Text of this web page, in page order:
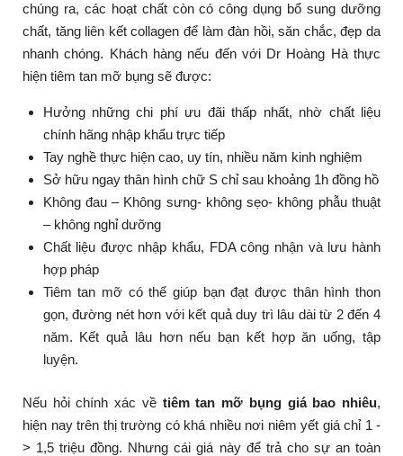
chúng ra, các hoạt chất còn có công dụng bổ sung dưỡng
chất, tăng liên kết collagen để làm đàn hồi, săn chắc, đẹp da
nhanh chóng. Khách hàng nếu đến với Dr Hoàng Hà thực
hiện tiêm tan mỡ bụng sẽ được:
Hưởng những chi phí ưu đãi thấp nhất, nhờ chất liệu
chính hãng nhập khẩu trực tiếp
Tay nghề thực hiện cao, uy tín, nhiều năm kinh nghiệm
Sở hữu ngay thân hình chữ S chỉ sau khoảng 1h đồng hồ
Không đau – Không sưng- không sẹo- không phẫu thuật
– không nghỉ dưỡng
Chất liệu được nhập khẩu, FDA công nhận và lưu hành
hợp pháp
Tiêm tan mỡ có thể giúp bạn đạt được thân hình thon
gọn, đường nét hơn với kết quả duy trì lâu dài từ 2 đến 4
năm. Kết quả lâu hơn nếu bạn kết hợp ăn uống, tập
luyện.
Nếu hỏi chính xác về tiêm tan mỡ bụng giá bao nhiêu,
hiện nay trên thị trường có khá nhiều nơi niêm yết giá chỉ 1 -
> 1,5 triệu đồng. Nhưng cái giá này để trả cho sự an toàn